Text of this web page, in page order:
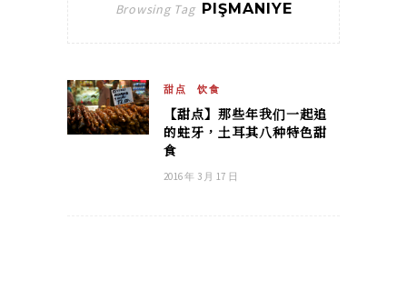
Browsing Tag PIŞMANIYE
甜点 饮食
【甜点】那些年我们一起追
的蛀牙，土耳其八种特色甜
食
2016 年 3 月 17 日